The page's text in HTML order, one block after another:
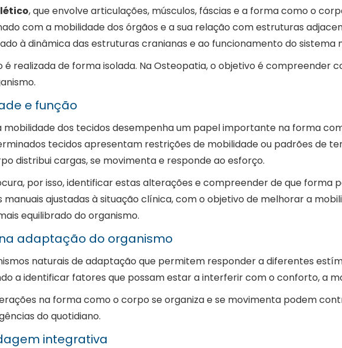
, que envolve articulações, músculos, fáscias e a forma como o
com a mobilidade dos órgãos e a sua relação com estruturas
à dinâmica das estruturas cranianas e ao funcionamento do sistema
é realizada de forma isolada. Na Osteopatia, o objetivo é compreender
e função
dos tecidos desempenha um papel importante na forma
tecidos apresentam restrições de mobilidade ou padrões de
distribui cargas, se movimenta e responde ao esforço.
por isso, identificar estas alterações e compreender de que forma
ajustadas à situação clínica, com o objetivo de melhorar a
equilibrado do organismo.
adaptação do organismo
naturais de adaptação que permitem responder a diferentes
a identificar fatores que possam estar a interferir com o conforto, a
na forma como o corpo se organiza e se movimenta podem
do quotidiano.
integrativa